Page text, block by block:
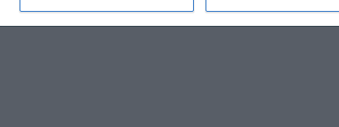
bekijk de uitgebreide weersverwachting voor Steinigtwolmsdorf